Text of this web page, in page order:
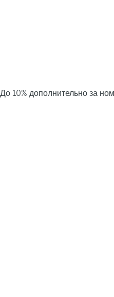
До 10% дополнительно за